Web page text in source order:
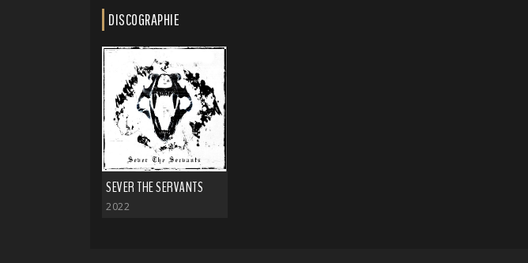
DISCOGRAPHIE
SEVER THE SERVANTS
2022